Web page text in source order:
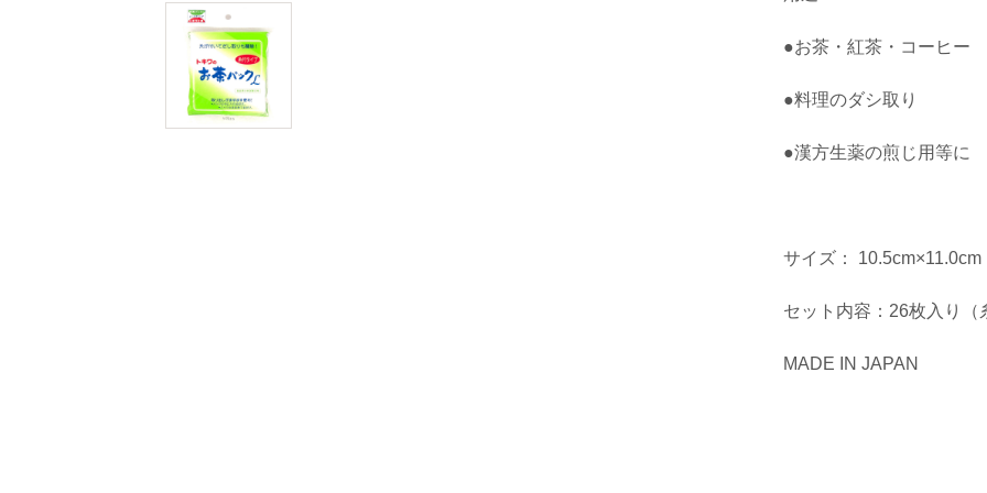
●お茶・紅茶・コーヒー
●料理のダシ取り
●漢方生薬の煎じ用等に
サイズ： 10.5cm×11.0cm
セット内容：26枚入り（
MADE IN JAPAN